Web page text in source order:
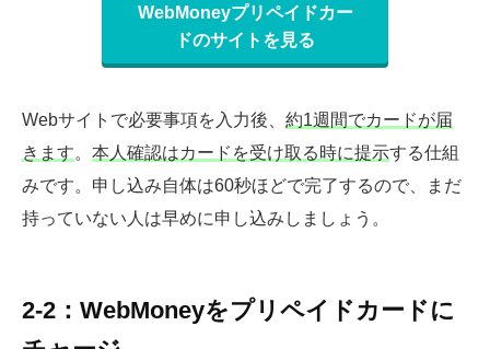
WebMoneyプリペイドカー
ドのサイトを見る
Webサイトで必要事項を入力後、 約1週間でカードが届
きます。 本人確認はカードを受け取る時に提示する仕組
みです。申し込み自体は60秒ほどで完了するので、まだ
持っていない人は早めに申し込みしましょう。
2-2：WebMoneyをプリペイドカードに